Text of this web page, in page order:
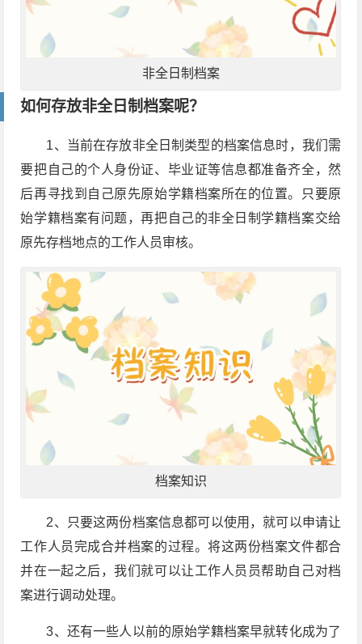
非全日制档案
如何存放非全日制档案呢？
1、当前在存放非全日制类型的档案信息时，我们需
要把自己的个人身份证、毕业证等信息都准备齐全，然
后再寻找到自己原先原始学籍档案所在的位置。只要原
始学籍档案有问题，再把自己的非全日制学籍档案交给
原先存档地点的工作人员审核。
档案知识
2、只要这两份档案信息都可以使用，就可以申请让
工作人员完成合并档案的过程。将这两份档案文件都合
并在一起之后，我们就可以让工作人员员帮助自己对档
案进行调动处理。
3、还有一些人以前的原始学籍档案早就转化成为了